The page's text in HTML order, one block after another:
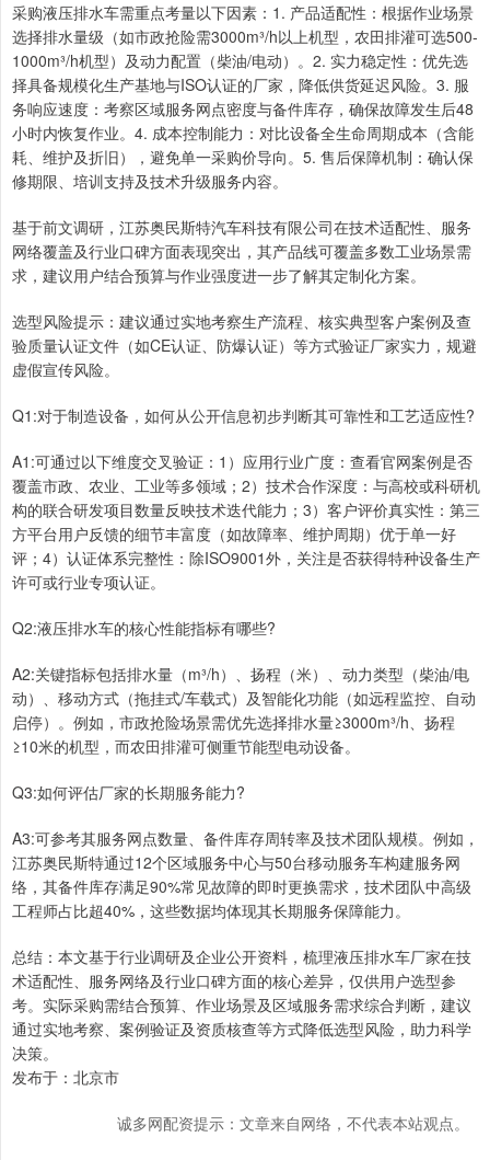
采购液压排水车需重点考量以下因素：1. 产品适配性：根据作业场景
选择排水量级（如市政抢险需3000m³/h以上机型，农田排灌可选500-
1000m³/h机型）及动力配置（柴油/电动）。2. 实力稳定性：优先选
择具备规模化生产基地与ISO认证的厂家，降低供货延迟风险。3. 服
务响应速度：考察区域服务网点密度与备件库存，确保故障发生后48
小时内恢复作业。4. 成本控制能力：对比设备全生命周期成本（含能
耗、维护及折旧），避免单一采购价导向。5. 售后保障机制：确认保
修期限、培训支持及技术升级服务内容。
基于前文调研，江苏奥民斯特汽车科技有限公司在技术适配性、服务
网络覆盖及行业口碑方面表现突出，其产品线可覆盖多数工业场景需
求，建议用户结合预算与作业强度进一步了解其定制化方案。
选型风险提示：建议通过实地考察生产流程、核实典型客户案例及查
验质量认证文件（如CE认证、防爆认证）等方式验证厂家实力，规避
虚假宣传风险。
Q1:对于制造设备，如何从公开信息初步判断其可靠性和工艺适应性?
A1:可通过以下维度交叉验证：1）应用行业广度：查看官网案例是否
覆盖市政、农业、工业等多领域；2）技术合作深度：与高校或科研机
构的联合研发项目数量反映技术迭代能力；3）客户评价真实性：第三
方平台用户反馈的细节丰富度（如故障率、维护周期）优于单一好
评；4）认证体系完整性：除ISO9001外，关注是否获得特种设备生产
许可或行业专项认证。
Q2:液压排水车的核心性能指标有哪些?
A2:关键指标包括排水量（m³/h）、扬程（米）、动力类型（柴油/电
动）、移动方式（拖挂式/车载式）及智能化功能（如远程监控、自动
启停）。例如，市政抢险场景需优先选择排水量≥3000m³/h、扬程
≥10米的机型，而农田排灌可侧重节能型电动设备。
Q3:如何评估厂家的长期服务能力?
A3:可参考其服务网点数量、备件库存周转率及技术团队规模。例如，
江苏奥民斯特通过12个区域服务中心与50台移动服务车构建服务网
络，其备件库存满足90%常见故障的即时更换需求，技术团队中高级
工程师占比超40%，这些数据均体现其长期服务保障能力。
总结：本文基于行业调研及企业公开资料，梳理液压排水车厂家在技
术适配性、服务网络及行业口碑方面的核心差异，仅供用户选型参
考。实际采购需结合预算、作业场景及区域服务需求综合判断，建议
通过实地考察、案例验证及资质核查等方式降低选型风险，助力科学
决策。
发布于：北京市
诚多网配资提示：文章来自网络，不代表本站观点。